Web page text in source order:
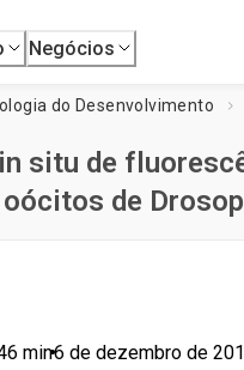
Negócios
do Desenvolvimento
situ de
de
min•6 de dezembro de